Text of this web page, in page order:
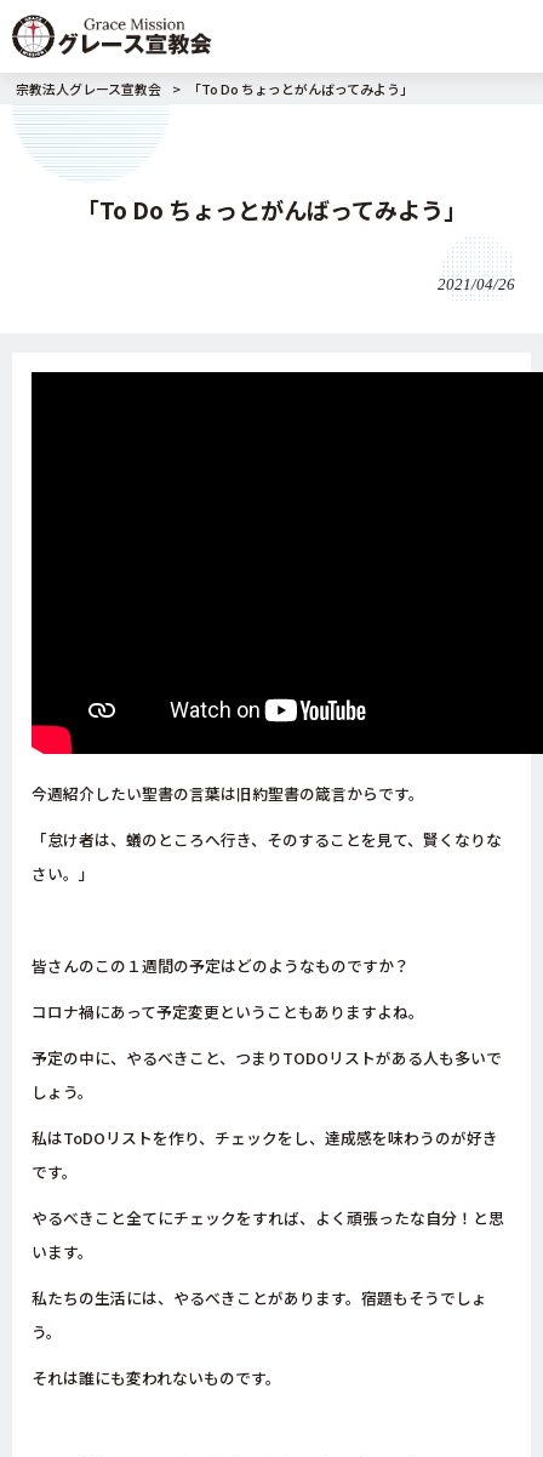
宗教法人グレース宣教会 > 「To Do ちょっとがんばってみよう」
「To Do ちょっとがんばってみよう」
2021/04/26
今週紹介したい聖書の言葉は旧約聖書の箴言からです。
「怠け者は、蟻のところへ行き、そのすることを見て、賢くなりな
さい。」
皆さんのこの１週間の予定はどのようなものですか？
コロナ禍にあって予定変更ということもありますよね。
予定の中に、やるべきこと、つまりTODOリストがある人も多いで
しょう。
私はToDOリストを作り、チェックをし、達成感を味わうのが好き
です。
やるべきこと全てにチェックをすれば、よく頑張ったな自分！と思
います。
私たちの生活には、やるべきことがあります。宿題もそうでしょ
う。
それは誰にも変われないものです。